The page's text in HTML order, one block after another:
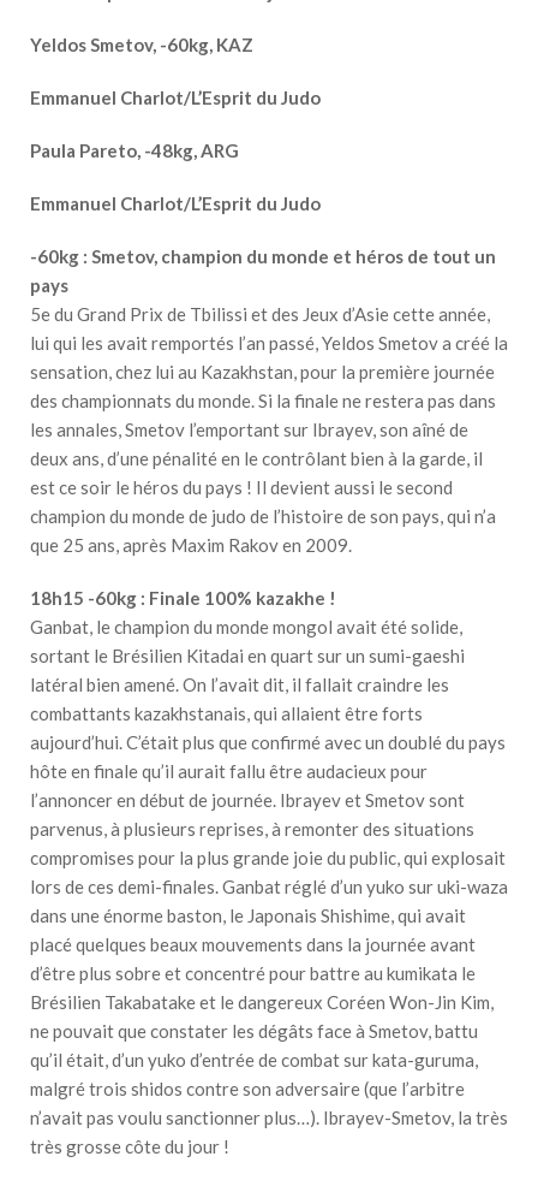
Yeldos Smetov, -60kg, KAZ
Emmanuel Charlot/L’Esprit du Judo
Paula Pareto, -48kg, ARG
Emmanuel Charlot/L’Esprit du Judo
-60kg : Smetov, champion du monde et héros de tout un
pays
5e du Grand Prix de Tbilissi et des Jeux d’Asie cette année,
lui qui les avait remportés l’an passé, Yeldos Smetov a créé la
sensation, chez lui au Kazakhstan, pour la première journée
des championnats du monde. Si la finale ne restera pas dans
les annales, Smetov l’emportant sur Ibrayev, son aîné de
deux ans, d’une pénalité en le contrôlant bien à la garde, il
est ce soir le héros du pays ! Il devient aussi le second
champion du monde de judo de l’histoire de son pays, qui n’a
que 25 ans, après Maxim Rakov en 2009.
18h15 -60kg : Finale 100% kazakhe !
Ganbat, le champion du monde mongol avait été solide,
sortant le Brésilien Kitadai en quart sur un sumi-gaeshi
latéral bien amené. On l’avait dit, il fallait craindre les
combattants kazakhstanais, qui allaient être forts
aujourd’hui. C’était plus que confirmé avec un doublé du pays
hôte en finale qu’il aurait fallu être audacieux pour
l’annoncer en début de journée. Ibrayev et Smetov sont
parvenus, à plusieurs reprises, à remonter des situations
compromises pour la plus grande joie du public, qui explosait
lors de ces demi-finales. Ganbat réglé d’un yuko sur uki-waza
dans une énorme baston, le Japonais Shishime, qui avait
placé quelques beaux mouvements dans la journée avant
d’être plus sobre et concentré pour battre au kumikata le
Brésilien Takabatake et le dangereux Coréen Won-Jin Kim,
ne pouvait que constater les dégâts face à Smetov, battu
qu’il était, d’un yuko d’entrée de combat sur kata-guruma,
malgré trois shidos contre son adversaire (que l’arbitre
n’avait pas voulu sanctionner plus…). Ibrayev-Smetov, la très
très grosse côte du jour !